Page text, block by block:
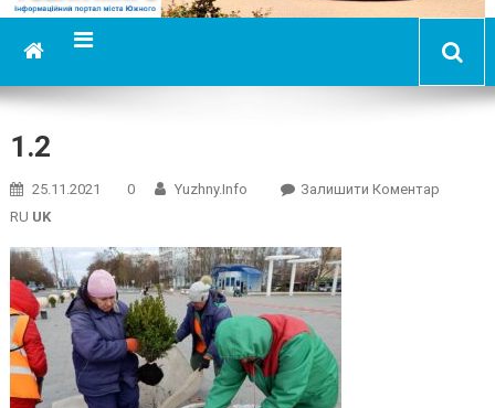
1.2
25.11.2021 0 Yuzhny.info Залишити КоментарOn
RU UK